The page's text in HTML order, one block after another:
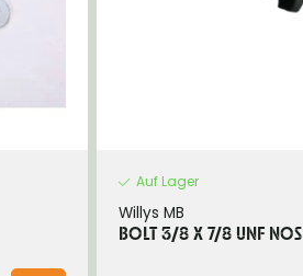
Auf Lager
Willys MB
BOLT 3/8 X 7/8 UNF NOS